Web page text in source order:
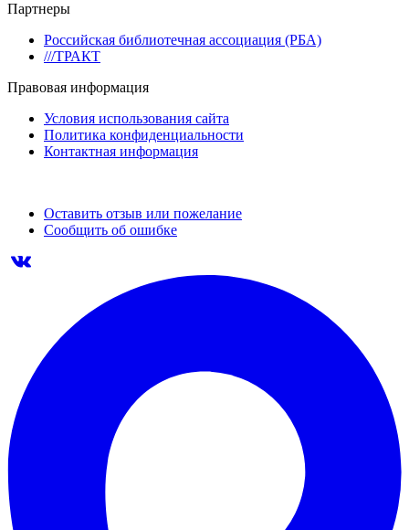
Партнеры
Российская библиотечная ассоциация (РБА)
///ТРАКТ
Правовая информация
Условия использования сайта
Политика конфиденциальности
Контактная информация
Оставить отзыв или пожелание
Сообщить об ошибке